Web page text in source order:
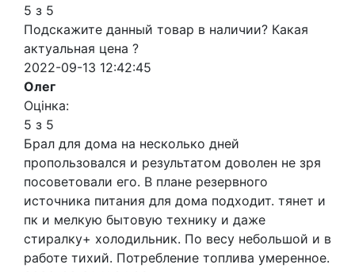
5 з 5
Подскажите данный товар в наличии? Какая
актуальная цена ?
2022-09-13 12:42:45
Олег
Оцінка:
5 з 5
Брал для дома на несколько дней
пропользовался и результатом доволен не зря
посоветовали его. В плане резервного
источника питания для дома подходит. тянет и
пк и мелкую бытовую технику и даже
стиралку+ холодильник. По весу небольшой и в
работе тихий. Потребление топлива умеренное.